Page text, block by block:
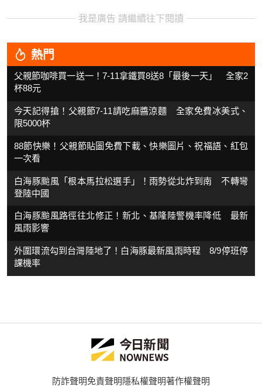
我是廣告 請繼續往下閱讀
熱門
父親節咖啡買一送一！7-11拿鐵買8送8「最後一天」 全家2
杯88元
今天記得搶！父親節7-11請吃麻醬涼麵 全家免費冰美式、
限5000杯
88節快樂！父親節貼圖免費下載、快樂圖片、祝福語、紅包
一次看
白海豚颱風「根本馬拉松選手」！雨勢從北炸到南 不轉彎
登陸中國
白海豚颱風路徑往北修正！新北、基隆陸警機率降低 最新
風雨影響
外圍環流勾到台灣陸地了！白海豚最新風雨時程 8/9停班停
課機率
防詐聲明免責聲明隱私權聲明著作權聲明